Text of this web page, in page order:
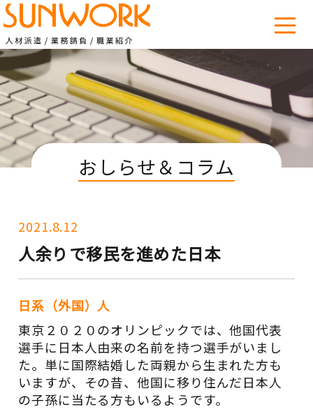
おしらせ＆コラム
2021.8.12
人余りで移民を進めた日本
日系（外国）人
東京２０２０のオリンピックでは、他国代表
選手に日本人由来の名前を持つ選手がいまし
た。単に国際結婚した両親から生まれた方も
いますが、その昔、他国に移り住んだ日本人
の子孫に当たる方もいるようです。